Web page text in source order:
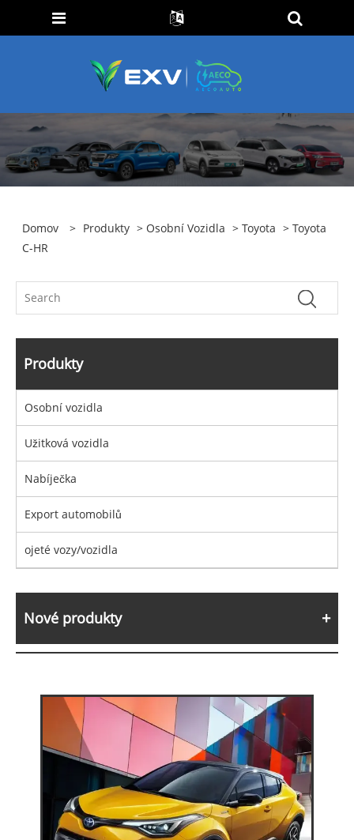
Domov > Produkty > Osobní Vozidla >Toyota > Toyota
C-HR
Produkty
Osobní vozidla
Užitková vozidla
Nabíječka
Export automobilů
ojeté vozy/vozidla
Nové produkty